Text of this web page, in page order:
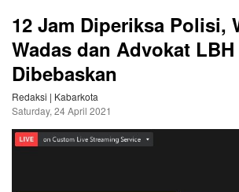
12 Jam Diperiksa Polisi,
Wadas dan Advokat
Dibebaskan
Redaksi | Kabarkota
Saturday, 24 April 2021